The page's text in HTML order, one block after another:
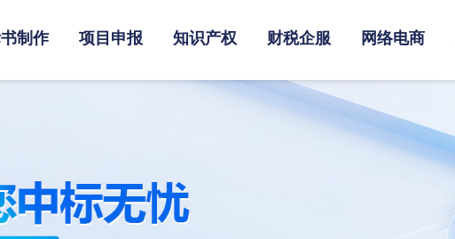
制作 项目申报 知识产权 财税企服 网络电商